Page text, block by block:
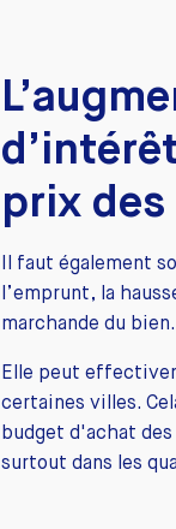
prix
Il faut également
l’emprunt, la
marchande du bien.
Elle peut
certaines villes.
budget d'achat des
surtout dans les